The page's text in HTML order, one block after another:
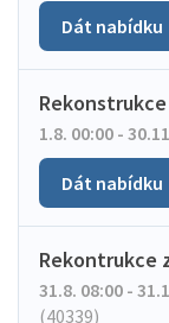
Dát nabídku
1.8. 00:00 -
Dát nabídku
Rekontrukce
31.8. 08:00 -
(40339)